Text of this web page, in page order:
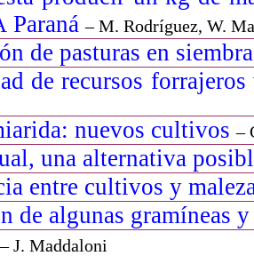
Paraná – M. Rodríguez, W.
de pasturas en
de recursos
nuevos cultivos–
una alternativa
entre cultivos y
de algunas gramíneas
– J. Maddaloni